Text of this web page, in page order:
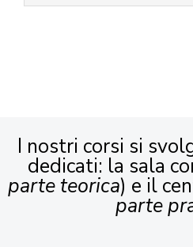
I nostri corsi si
dedicati: la sala
parte teorica) e il
parte